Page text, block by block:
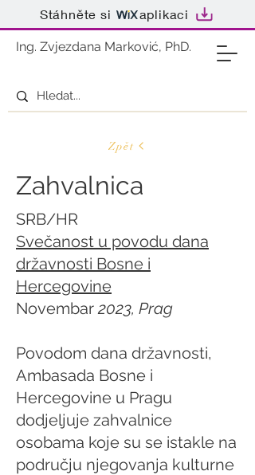
Stáhněte si aplikaci
Ing. Zvjezdana Marković, PhD.
Zpět
Zahvalnica
SRB/HR
Svečanost u povodu dana
državnosti Bosne i
Hercegovine
Novembar2023, Prag
Povodom dana državnosti,
Ambasada Bosne i
Hercegovine u Pragu
dodjeljuje zahvalnice
osobama koje su se istakle na
području njegovanja kulturne